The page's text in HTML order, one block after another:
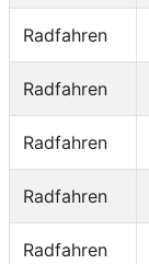
Radfahren
Radfahren
Radfahren
Radfahren
Radfahren